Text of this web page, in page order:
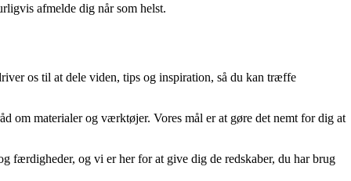
afmelde dig når som helst.
os til at dele viden, tips og inspiration, så du kan træffe
om materialer og værktøjer. Vores mål er at gøre det nemt for dig at
færdigheder, og vi er her for at give dig de redskaber, du har brug